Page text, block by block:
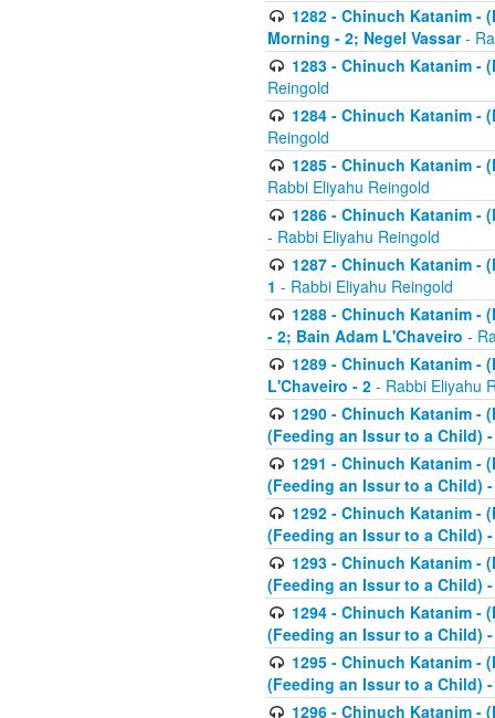
1282 - Chinuch Katanim -
Morning - 2; Negel Vassar-
1283 - Chinuch Katanim -
Reingold
1284 - Chinuch Katanim -
Reingold
1285 - Chinuch Katanim -
Rabbi Eliyahu Reingold
1286 - Chinuch Katanim -
- Rabbi Eliyahu Reingold
1287 - Chinuch Katanim -
1 - Rabbi Eliyahu Reingold
1288 - Chinuch Katanim -
- 2; Bain Adam L'Chaveiro -
1289 - Chinuch Katanim -
L'Chaveiro - 2 - Rabbi Eliyahu
1290 - Chinuch Katanim -
(Feeding an Issur to a Child)
1291 - Chinuch Katanim -
(Feeding an Issur to a Child)
1292 - Chinuch Katanim -
(Feeding an Issur to a Child)
1293 - Chinuch Katanim -
(Feeding an Issur to a Child)
1294 - Chinuch Katanim -
(Feeding an Issur to a Child)
1295 - Chinuch Katanim -
(Feeding an Issur to a Child)
1296 - Chinuch Katanim -